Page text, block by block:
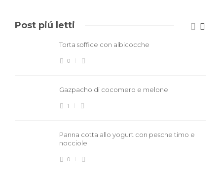
Post piú letti
Torta soffice con albicocche
0
Gazpacho di cocomero e melone
1
Panna cotta allo yogurt con pesche timo e
nocciole
0